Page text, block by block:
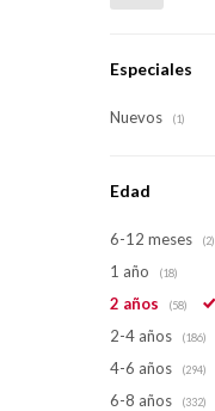
Especiales
Nuevos (1)
Edad
6-12 meses (2)
1 año (18)
2 años (58)
2-4 años (186)
4-6 años (294)
6-8 años (332)